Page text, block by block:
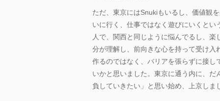
ただ、東京にはSnukiもいるし、価値観
いに行く、仕事ではなく遊びにいくと
人で、関西と同じように悩んでるし、
分が理解し、前向きな心を持って受け
作るのではなく、バリアを張らずに接
いかと思いました。東京に通う内に、
負していきたい」と思い始め、上京しま